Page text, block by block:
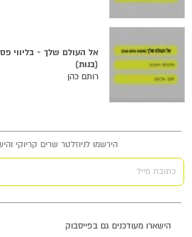
אל העולם שלך - בליווי
(בנות)
רותם כהן
הירשמו לניוזלטר שרים קריוקי
כתובת מייל
הישארו מעודכנים גם בפייסבוק